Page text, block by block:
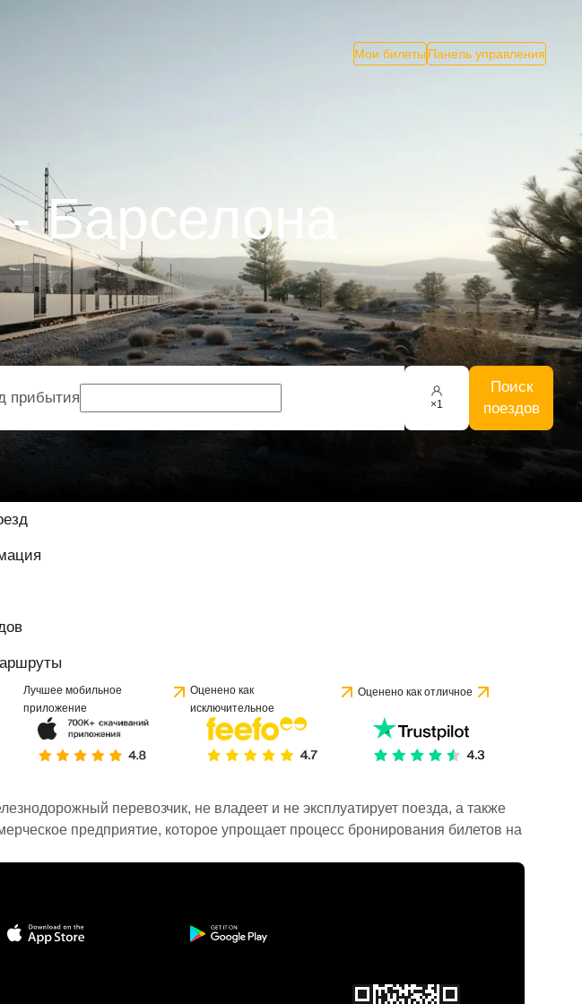
Мои билеты Панель управления
Барселона
прибытия ×1
Поиск
поездов
Лучшее мобильное
приложение
Оценено как
исключительное
Оценено как отличное
перевозчик, не владеет и не эксплуатирует поезда, а также
предприятие, которое упрощает процесс бронирования билетов на